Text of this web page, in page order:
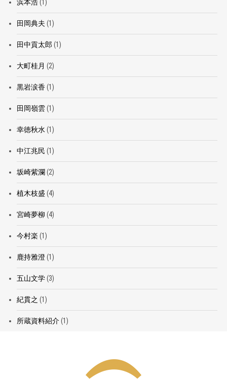
浜本浩(1)
田岡典夫 (1)
田中貢太郎 (1)
大町桂月 (2)
黒岩涙香(1)
田岡嶺雲(1)
幸徳秋水 (1)
中江兆民 (1)
坂崎紫瀾 (2)
植木枝盛 (4)
宮崎夢柳 (4)
今村楽 (1)
鹿持雅澄(1)
五山文学(3)
紀貫之 (1)
所蔵資料紹介(1)